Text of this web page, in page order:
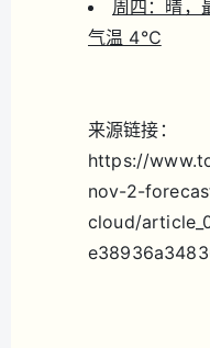
周四：晴
气温 4℃
来源链接：
https://
nov-2-
cloud/